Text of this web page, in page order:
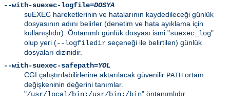
--with-suexec-logfile=DOSYA
suEXEC hareketlerinin ve hatalarının kaydedileceği günlük
dosyasının adını belirler (denetim ve hata ayıklama için
kullanışlıdır). Öntanımlı günlük dosyası ismi "suexec_log"
olup yeri (--logfiledir seçeneği ile belirtilen) günlük
dosyaları dizinidir.
--with-suexec-safepath=YOL
CGI çalıştırılabilirlerine aktarılacak güvenilir PATH ortam
değişkeninin değerini tanımlar.
"/usr/local/bin:/usr/bin:/bin" öntanımlıdır.